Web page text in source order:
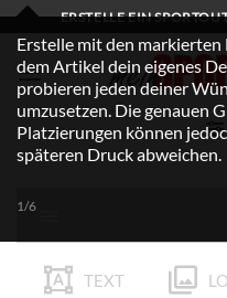
Zum
Inhalt
springen
ERSTELLE EIN
TEXT
Erstelle mit den markierten
dem Artikel dein eigenes
probieren jeden deiner
umzusetzen. Die genauen
Platzierungen können
späteren Druck abweichen.
1/6